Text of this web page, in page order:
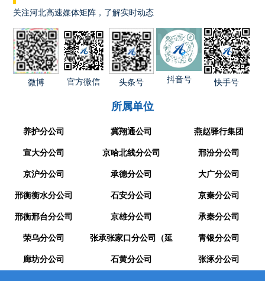
关注河北高速媒体矩阵，了解实时动态
微博 官方微信 头条号 抖音号 快手号
所属单位
养护分公司 冀翔通公司 燕赵驿行集团
宣大分公司 京哈北线分公司 邢汾分公司
京沪分公司 承德分公司 大广分公司
邢衡衡水分公司 石安分公司 京秦分公司
邢衡邢台分公司 京雄分公司 承秦分公司
荣乌分公司 张承张家口分公司（延
崇分公司）
青银分公司
廊坊分公司 石黄分公司 张涿分公司